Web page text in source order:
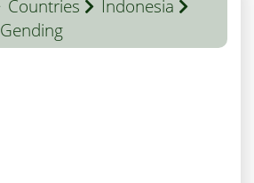
Countries
Indonesia
Gending